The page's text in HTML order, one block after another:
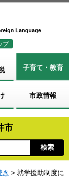
Language
プ
子育て・教育
市政情報
市
> 就学援助制度に